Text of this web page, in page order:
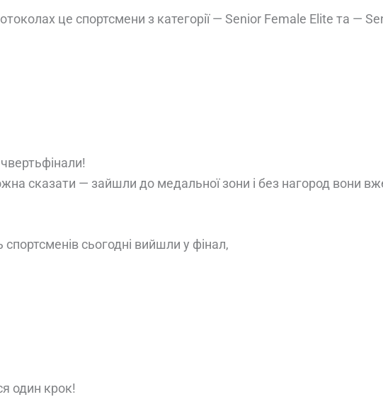
це спортсмени з категорії — Senior Female Elite та —
сказати — зайшли до медальної зони і без нагород вони
спортсменів сьогодні вийшли у фінал,
один крок!